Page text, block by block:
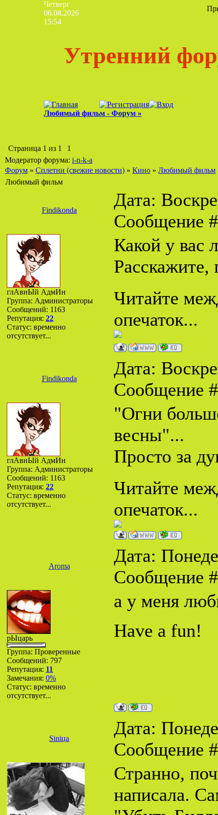
Четверг
06.08.2026
15:54
Утренний
Любимый фильм - Форум »
Страница 1 из 1
1
Модератор форума: i-n-k-a
Форум » Сплетни (свежие новости) » Кино » Любимый фильм
Любимый фильм
Findikonda
Дата:
Сообщение
глАвнЫй АдмИн
Группа: Администраторы
Сообщений: 1163
Репутация: 22
Статус: временно
отсутствует...
Какой у
Читайте
опечаток...
Findikonda
Дата:
Сообщение
глАвнЫй АдмИн
Группа: Администраторы
Сообщений: 1163
Репутация: 22
Статус: временно
отсутствует...
"Огни
весны"...
Просто за
Читайте
опечаток...
Aroma
Дата:
Сообщение
рЫцарь
Группа: Проверенные
Сообщений: 797
Репутация: 11
Замечания: 0%
Статус: временно
отсутствует...
а у меня
Have a fun!
Siniца
Дата:
Сообщение
Странно,
написала.